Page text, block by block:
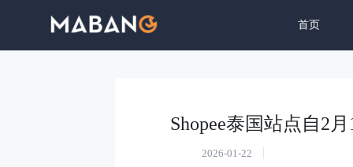
首页
Shopee泰国站点自2
2026-01-22